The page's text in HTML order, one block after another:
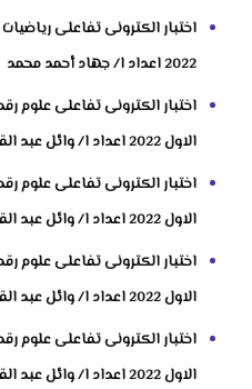
اختبار الكترونى تفاعلى
2022 اعداد ا/ جهاد أحمد محمد
الاول 2022 اعداد ا/ وائل عبد القادر النعماني
الاول 2022 اعداد ا/ وائل عبد القادر النعماني
الاول 2022 اعداد ا/ وائل عبد القادر النعماني
الاول 2022 اعداد ا/ وائل عبد القادر النعماني